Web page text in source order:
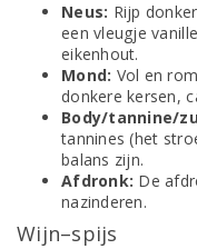
Neus: Rijp
een vleugje
eikenhout.
Mond: Vol en
donkere kersen,
Body/tannine/
tannines (het
balans zijn.
Afdronk: De
nazinderen.
Wijn–spijs